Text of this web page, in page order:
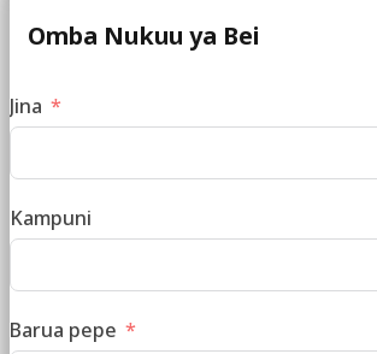
Omba Nukuu ya Bei
Jina
Kampuni
Barua pepe